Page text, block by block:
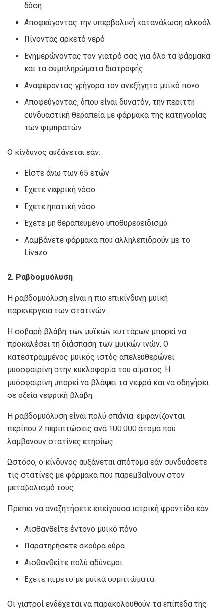
δόση
Αποφεύγοντας την υπερβολική κατανάλωση αλκοόλ
Πίνοντας αρκετό νερό
Ενημερώνοντας τον γιατρό σας για όλα τα φάρμακα
και τα συμπληρώματα διατροφής
Αναφέροντας γρήγορα τον ανεξήγητο μυϊκό πόνο
Αποφεύγοντας, όπου είναι δυνατόν, την περιττή
συνδυαστική θεραπεία με φάρμακα της κατηγορίας
των φιμπρατών.
Ο κίνδυνος αυξάνεται εάν:
Είστε άνω των 65 ετών
Έχετε νεφρική νόσο
Έχετε ηπατική νόσο
Έχετε μη θεραπευμένο υποθυρεοειδισμό
Λαμβάνετε φάρμακα που αλληλεπιδρούν με το
Livazo.
2. Ραβδομυόλυση
Η ραβδομυόλυση είναι η πιο επικίνδυνη μυϊκή
παρενέργεια των στατινών.
Η σοβαρή βλάβη των μυϊκών κυττάρων μπορεί να
προκαλέσει τη διάσπαση των μυϊκών ινών. Ο
κατεστραμμένος μυϊκός ιστός απελευθερώνει
μυοσφαιρίνη στην κυκλοφορία του αίματος. Η
μυοσφαιρίνη μπορεί να βλάψει τα νεφρά και να οδηγήσει
σε οξεία νεφρική βλάβη.
Η ραβδομυόλυση είναι πολύ σπάνια· εμφανίζονται
περίπου 2 περιπτώσεις ανά 100.000 άτομα που
λαμβάνουν στατίνες ετησίως.
Ωστόσο, ο κίνδυνος αυξάνεται απότομα εάν συνδυάσετε
τις στατίνες με φάρμακα που παρεμβαίνουν στον
μεταβολισμό τους.
Πρέπει να αναζητήσετε επείγουσα ιατρική φροντίδα εάν:
Αισθανθείτε έντονο μυϊκό πόνο
Παρατηρήσετε σκούρα ούρα
Αισθανθείτε πολύ αδύναμοι
Έχετε πυρετό με μυϊκά συμπτώματα.
Οι γιατροί ενδέχεται να παρακολουθούν τα επίπεδα της